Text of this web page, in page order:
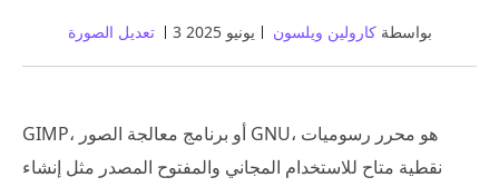
بواسطةكارولين ويلسون 3 يونيو 2025 تعديل الصورة
GIMP، أو برنامج معالجة الصور GNU، هو محرر رسوميات
نقطية متاح للاستخدام المجاني والمفتوح المصدر مثل إنشاء